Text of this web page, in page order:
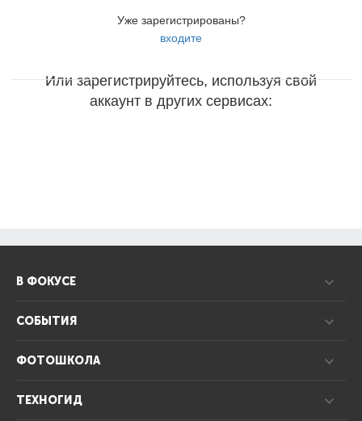
Уже зарегистрированы?
входите
Или зарегистрируйтесь, используя свой
аккаунт в других сервисах:
В ФОКУСЕ
СОБЫТИЯ
ФОТОШКОЛА
ТЕХНОГИД